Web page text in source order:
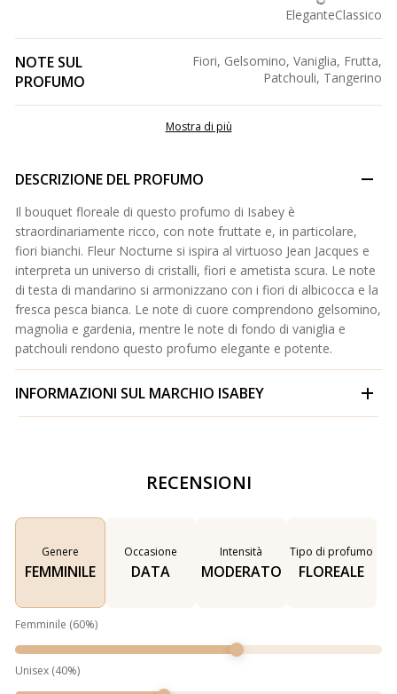
EleganteClassico
NOTE SUL
PROFUMO
Fiori, Gelsomino, Vaniglia, Frutta,
Patchouli, Tangerino
Mostra di più
DESCRIZIONE DEL PROFUMO
Il bouquet floreale di questo profumo di Isabey è
straordinariamente ricco, con note fruttate e, in particolare,
fiori bianchi. Fleur Nocturne si ispira al virtuoso Jean Jacques e
interpreta un universo di cristalli, fiori e ametista scura. Le note
di testa di mandarino si armonizzano con i fiori di albicocca e la
fresca pesca bianca. Le note di cuore comprendono gelsomino,
magnolia e gardenia, mentre le note di fondo di vaniglia e
patchouli rendono questo profumo elegante e potente.
INFORMAZIONI SUL MARCHIO ISABEY
RECENSIONI
Genere
FEMMINILE
Occasione
DATA
Intensità
MODERATO
Tipo di profumo
FLOREALE
Femminile (60%)
Unisex (40%)